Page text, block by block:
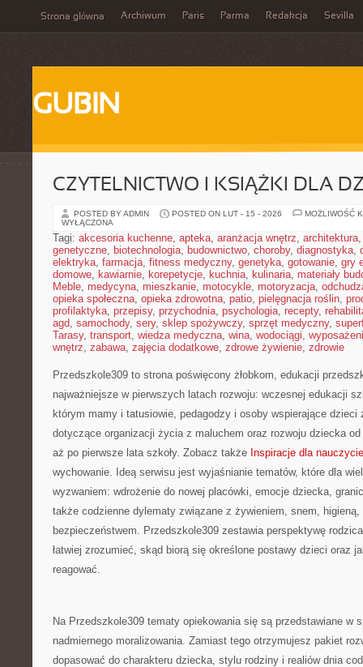
Strona główna Archiwum Paris Parma Redakcja Sevilla
GUBIN
CZYTELNICTWO I KSIĄŻKI DLA
POSTED BY ADMIN POSTED ON LUT - 15 - 2026
MOŻLIWOŚĆ
WYŁĄCZONA
Tagi: akcesoria kuchenne, apteka, aranżacja wnętrz, architektura
genetyczne, biotechnologia, budownictwo, choroby, diagnostyka,
elektryka, farmacja, fitness medyczny, genetyka, gotowanie, gry
domowe, kawiarnie, korepetycje, kuchnia, kulinaria, materiały
Meble, medycyna, mieszkanie, motocykle, motoryzacja,
opieka społeczna, opieka zdrowotna, patio, pielęgnacja roślin,
profilaktyka, przepisy, przychodnia, psychologia, recepty,
agd, samochody, sery, sklep spożywczy, sprzęt medyczny,
Tarasy, transport, wiedza medyczna, wina, wodociągi,
wnętrz, zabawa, zajęcia dodatkowe, zdrowe żywienie, zdrowie
Przedszkole309 to strona poświęcony żłobkom, edukacji
najważniejsze w pierwszych latach rozwoju: wczesnej edukacji
którym mamy i tatusiowie, pedagodzy i osoby wspierające dzieci
dotyczące organizacji życia z maluchem oraz rozwoju dziecka
aż po pierwsze lata szkoły. Zobacz także Inspiracje dla
wychowanie. Ideą serwisu jest wyjaśnianie tematów, które dla
wyzwaniem: wdrożenie do nowej placówki, emocje dziecka,
także codzienne dylematy związane z żywieniem, snem, higieną,
bezpieczeństwem. Przedszkole309 zestawia perspektywę
łatwiej zrozumieć, skąd biorą się określone postawy dzieci oraz
reagować.
Na Przedszkole309 tematy opiekowania się są przedstawiane w
nadmiernego moralizowania. Zamiast tego otrzymujesz pakiet
dopasować do charakteru dziecka, stylu rodziny i realiów dnia